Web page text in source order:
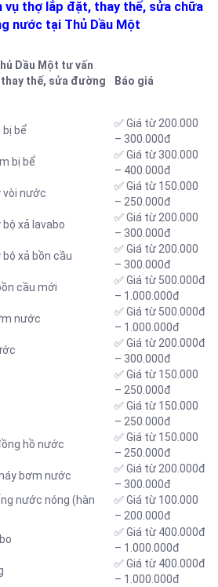
vụ thợ lắp đặt, thay thế, sửa chữa
nước tại Thủ Dầu Một
Dầu Một tư vấn
thế, sửa đường
Báo giá
bị bể
✅ Giá từ 200.000
– 300.000đ
bị bể
✅ Giá từ 300.000
– 400.000đ
vòi nước
✅ Giá từ 150.000
– 250.000đ
xả lavabo
✅ Giá từ 200.000
– 300.000đ
xả bồn cầu
✅ Giá từ 200.000
– 300.000đ
cầu mới
✅ Giá từ 500.000đ
– 1.000.000đ
nước
✅ Giá từ 500.000đ
– 1.000.000đ
✅ Giá từ 200.000đ
– 300.000đ
✅ Giá từ 150.000
– 250.000đ
✅ Giá từ 150.000
– 250.000đ
hồ nước
✅ Giá từ 150.000
– 250.000đ
bơm nước
✅ Giá từ 200.000đ
– 300.000đ
nước nóng (hàn
✅ Giá từ 100.000
– 200.000đ
✅ Giá từ 400.000đ
– 1.000.000đ
✅ Giá từ 400.000đ
– 1.000.000đ